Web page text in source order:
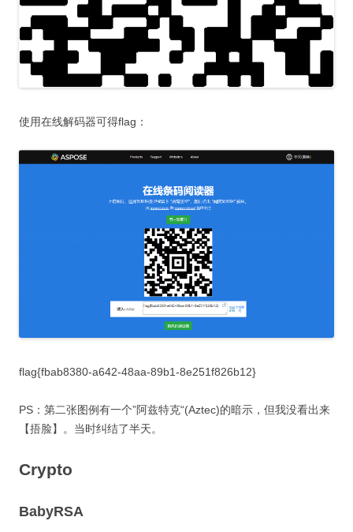
使用在线解码器可得flag：
flag{fbab8380-a642-48aa-89b1-8e251f826b12}
PS：第二张图例有一个”阿兹特克“(Aztec)的暗示，但我没看出来
【捂脸】。当时纠结了半天。
Crypto
BabyRSA